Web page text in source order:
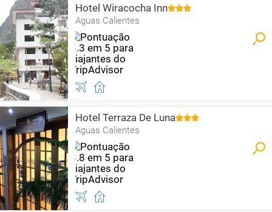
Hotel Wiracocha Inn
Aguas Calientes
Hotel Terraza De Luna
Aguas Calientes